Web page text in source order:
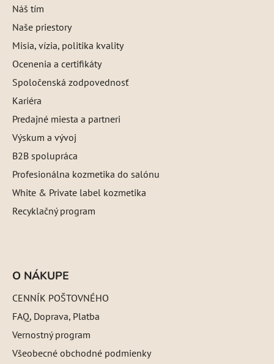
Náš tím
Naše priestory
Misia, vízia, politika kvality
Ocenenia a certifikáty
Spoločenská zodpovednosť
Kariéra
Predajné miesta a partneri
Výskum a vývoj
B2B spolupráca
Profesionálna kozmetika do salónu
White & Private label kozmetika
Recyklačný program
O NÁKUPE
CENNÍK POŠTOVNÉHO
FAQ, Doprava, Platba
Vernostný program
Všeobecné obchodné podmienky